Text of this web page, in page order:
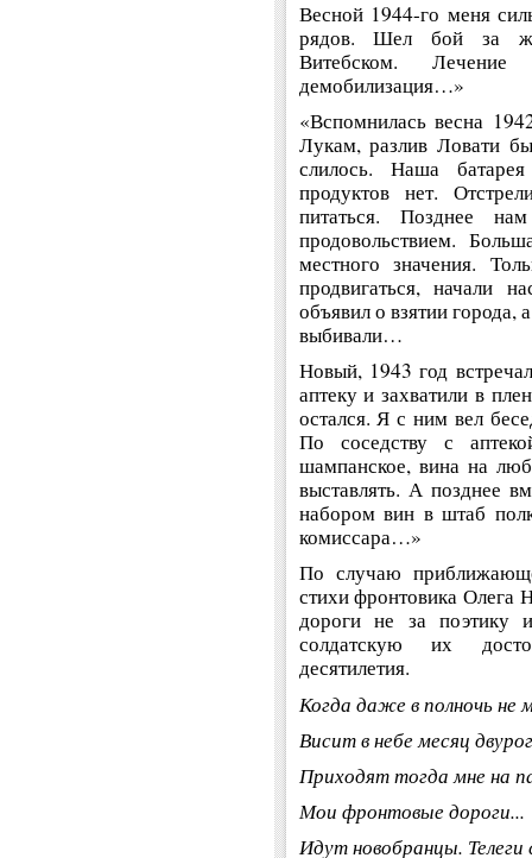
Весной 1944-го меня
рядов. Шел бой за
Витебском. Лечение
демобилизация…»
«Вспомнилась весна
Лукам, разлив Ловати
слилось. Наша
продуктов нет.
питаться. Позднее
продовольствием.
местного значения.
продвигаться, начали
объявил о взятии
выбивали…
Новый, 1943 год
аптеку и захватили в
остался. Я с ним вел
По соседству с
шампанское, вина на
выставлять. А позднее
набором вин в штаб
комиссара…»
По случаю
стихи фронтовика Олега
дороги не за поэтику
солдатскую их
десятилетия.
Когда даже в полночь
Висит в небе месяц
Приходят тогда мне на
Мои фронтовые дороги...
Идут новобранцы. Телеги